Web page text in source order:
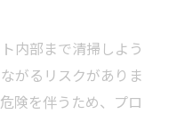
内部まで清掃しよう
がるリスクがありま
険を伴うため、プロ